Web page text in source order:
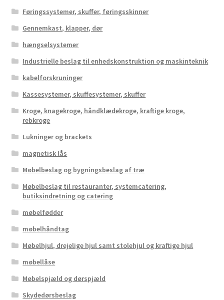
Føringssystemer, skuffer, føringsskinner
Gennemkast, klapper, dør
hængselsystemer
Industrielle beslag til enhedskonstruktion og maskinteknik
kabelforskruninger
Kassesystemer, skuffesystemer, skuffer
Kroge, knagekroge, håndklædekroge, kraftige kroge,
rebkroge
Lukninger og brackets
magnetisk lås
Møbelbeslag og bygningsbeslag af træ
Møbelbeslag til restauranter, systemcatering,
butiksindretning og catering
møbelfødder
møbelhåndtag
Møbelhjul, drejelige hjul samt stolehjul og kraftige hjul
møbellåse
Møbelspjæld og dørspjæld
Skydedørsbeslag